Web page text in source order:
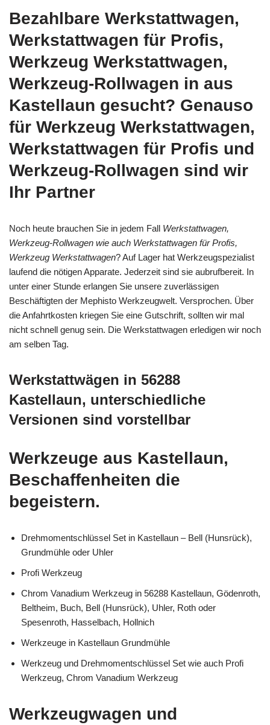
Bezahlbare Werkstattwagen,
Werkstattwagen für Profis,
Werkzeug Werkstattwagen,
Werkzeug-Rollwagen in aus
Kastellaun gesucht? Genauso
für Werkzeug Werkstattwagen,
Werkstattwagen für Profis und
Werkzeug-Rollwagen sind wir
Ihr Partner
Noch heute brauchen Sie in jedem Fall Werkstattwagen,
Werkzeug-Rollwagen wie auch Werkstattwagen für Profis,
Werkzeug Werkstattwagen? Auf Lager hat Werkzeugspezialist
laufend die nötigen Apparate. Jederzeit sind sie aubrufbereit. In
unter einer Stunde erlangen Sie unsere zuverlässigen
Beschäftigten der Mephisto Werkzeugwelt. Versprochen. Über
die Anfahrtkosten kriegen Sie eine Gutschrift, sollten wir mal
nicht schnell genug sein. Die Werkstattwagen erledigen wir noch
am selben Tag.
Werkstattwägen in 56288
Kastellaun, unterschiedliche
Versionen sind vorstellbar
Werkzeuge aus Kastellaun,
Beschaffenheiten die
begeistern.
Drehmomentschlüssel Set in Kastellaun – Bell (Hunsrück),
Grundmühle oder Uhler
Profi Werkzeug
Chrom Vanadium Werkzeug in 56288 Kastellaun, Gödenroth,
Beltheim, Buch, Bell (Hunsrück), Uhler, Roth oder
Spesenroth, Hasselbach, Hollnich
Werkzeuge in Kastellaun Grundmühle
Werkzeug und Drehmomentschlüssel Set wie auch Profi
Werkzeug, Chrom Vanadium Werkzeug
Werkzeugwagen und